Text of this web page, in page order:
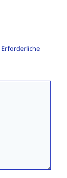
Erforderliche